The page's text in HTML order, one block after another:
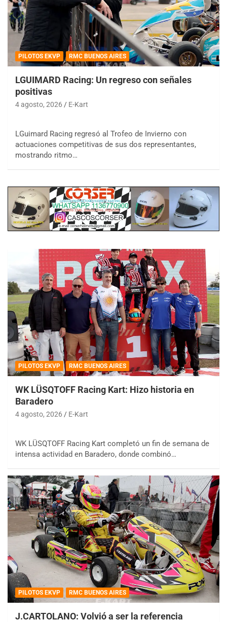
PILOTOS EKVP RMC BUENOS AIRES
LGUIMARD Racing: Un regreso con señales
positivas
4 agosto, 2026 E-Kart
LGuimard Racing regresó al Trofeo de Invierno con
actuaciones competitivas de sus dos representantes,
mostrando ritmo…
PILOTOS EKVP RMC BUENOS AIRES
WK LÜSQTOFF Racing Kart: Hizo historia en
Baradero
4 agosto, 2026 E-Kart
WK LÜSQTOFF Racing Kart completó un fin de semana de
intensa actividad en Baradero, donde combinó…
PILOTOS EKVP RMC BUENOS AIRES
J.CARTOLANO: Volvió a ser la referencia